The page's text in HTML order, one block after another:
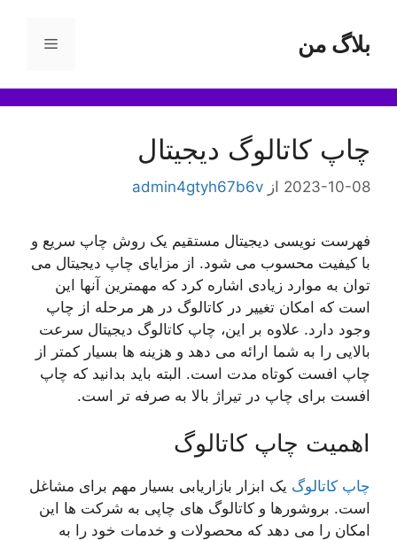
محتوابلاگ من فهرست
چاپ کاتالوگ دیجیتال
2023-10-08 از admin4gtyh67b6v
فهرست نویسی دیجیتال مستقیم یک روش چاپ سریع و
با کیفیت محسوب می شود. از مزایای چاپ دیجیتال می
توان به موارد زیادی اشاره کرد که مهمترین آنها این
است که امکان تغییر در کاتالوگ در هر مرحله از چاپ
وجود دارد. علاوه بر این، چاپ کاتالوگ دیجیتال سرعت
بالایی را به شما ارائه می دهد و هزینه ها بسیار کمتر از
چاپ افست کوتاه مدت است. البته باید بدانید که چاپ
افست برای چاپ در تیراژ بالا به صرفه تر است.
اهمیت چاپ کاتالوگ
چاپ کاتالوگ یک ابزار بازاریابی بسیار مهم برای مشاغل
است. بروشورها و کاتالوگ های چاپی به شرکت ها این
امکان را می دهد که محصولات و خدمات خود را به